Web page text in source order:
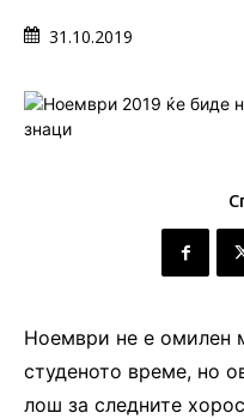
31.10.2019
Ноември не е омилен
студеното време, но
лош за следните